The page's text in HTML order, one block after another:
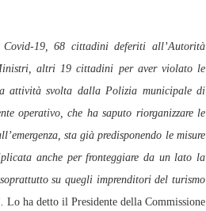
19, 68 cittadini deferiti all’Autorità
altri 19 cittadini per aver violato le
attività svolta dalla Polizia municipale di
operativo, che ha saputo riorganizzare le
sta già predisponendo le misure
anche per fronteggiare da un lato la
su quegli imprenditori del turismo
Lo ha detto il Presidente della Commissione